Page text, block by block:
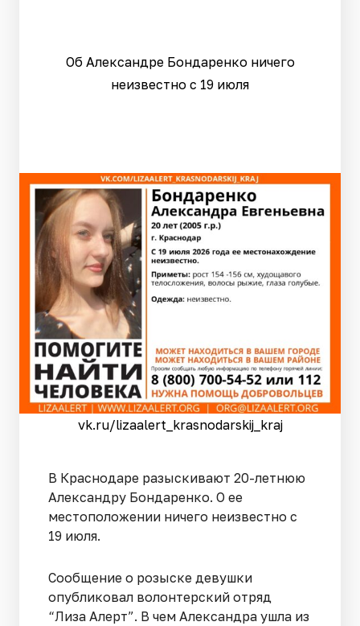
Об Александре Бондаренко ничего
неизвестно с 19 июля
vk.ru/lizaalert_krasnodarskij_kraj
В Краснодаре разыскивают 20-летнюю
Александру Бондаренко. О ее
местоположении ничего неизвестно с
19 июля.
Сообщение о розыске девушки
опубликовал волонтерский отряд
“Лиза Алерт”. В чем Александра ушла из